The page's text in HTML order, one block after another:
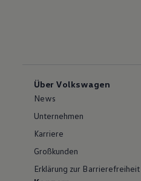
Über Volkswagen
News
Unternehmen
Karriere
Großkunden
Erklärung zur Barrierefreiheit